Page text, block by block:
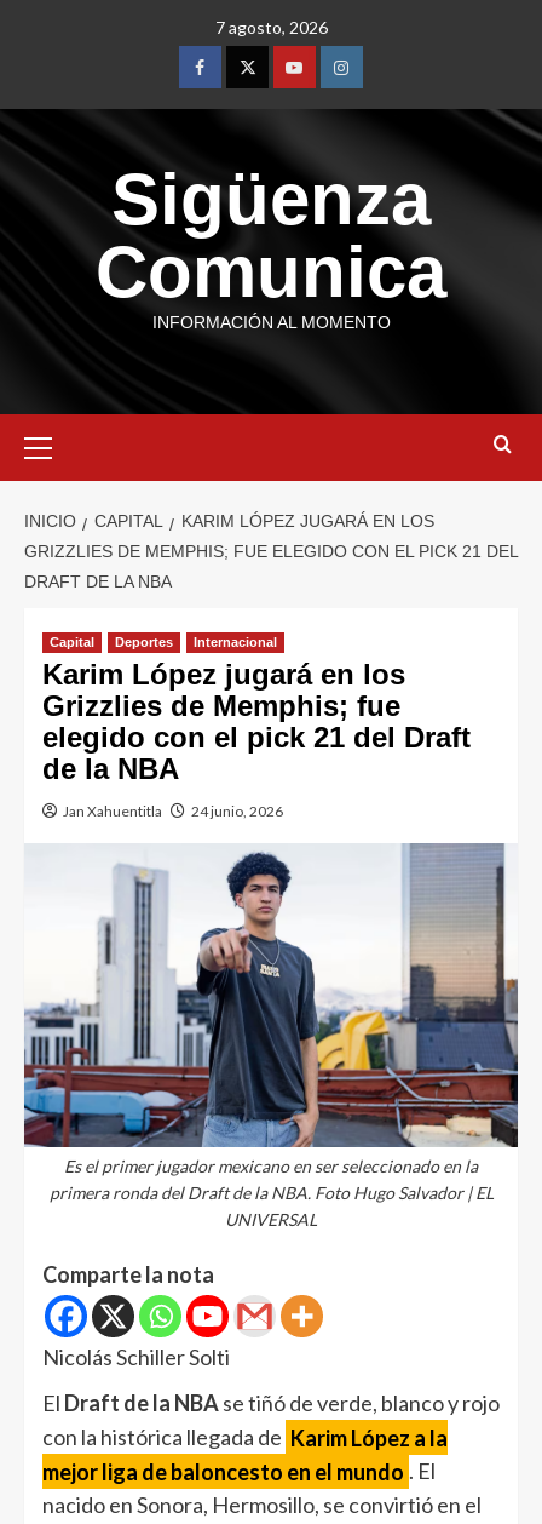
7 agosto, 2026
Sigüenza
Comunica
INFORMACIÓN AL MOMENTO
INICIO CAPITAL
KARIM LÓPEZ JUGARÁ EN LOS
GRIZZLIES DE MEMPHIS; FUE ELEGIDO CON EL PICK 21 DEL
DRAFT DE LA NBA
Capital Deportes Internacional
Karim López jugará en los
Grizzlies de Memphis; fue
elegido con el pick 21 del Draft
de la NBA
Jan Xahuentitla 24 junio, 2026
Es el primer jugador mexicano en ser seleccionado en la
primera ronda del Draft de la NBA. Foto Hugo Salvador | EL
UNIVERSAL
Comparte la nota
Nicolás Schiller Solti
El Draft de la NBAse tiñó de verde, blanco y rojo
con la histórica llegada de Karim López a la
mejor liga de baloncesto en el mundo . El
nacido en Sonora, Hermosillo, se convirtió en el